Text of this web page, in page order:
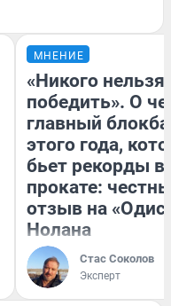
МНЕНИЕ
«Никого нельзя
победить». О
главный
этого года,
бьет рекорды в
прокате:
отзыв на
Нолана
Стас Соколов
Эксперт